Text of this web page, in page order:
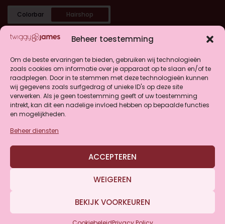
Beheer toestemming
Om de beste ervaringen te bieden, gebruiken wij technologieën
zoals cookies om informatie over je apparaat op te slaan en/of te
raadplegen. Door in te stemmen met deze technologieën kunnen
wij gegevens zoals surfgedrag of unieke ID's op deze site
verwerken. Als je geen toestemming geeft of uw toestemming
intrekt, kan dit een nadelige invloed hebben op bepaalde functies
en mogelijkheden.
Beheer diensten
ACCEPTEREN
WEIGEREN
BEKIJK VOORKEUREN
Colorbar Hairshop
Categorieën
Shop
Klantenservice
4.9
Gebaseerd op 146 beoordelingen
© Twiggy&James 2026
Privacy & Cookies